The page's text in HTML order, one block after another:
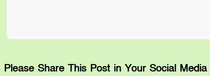
Please Share This Post in Your Social Media